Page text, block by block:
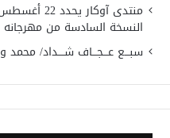
منتدى آوكار
النسخة السادسة من مهرجانه
سبـــع عـــجـــاف شــــداد/